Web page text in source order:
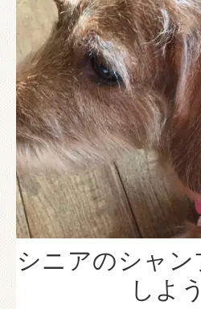
シニアのシャ
しよ